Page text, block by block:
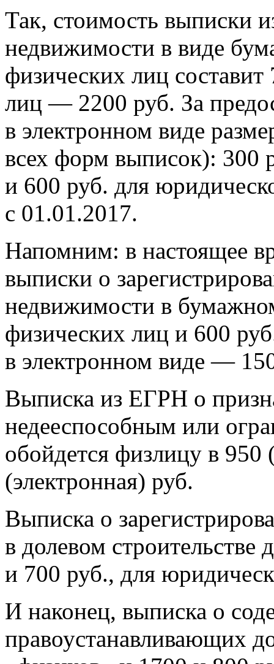
Так, стоимость выписки
недвижимости в виде
физических лиц
лиц — 2200 руб. За
в электронном виде
всех форм выписок): 300
и 600 руб. для
с 01.01.2017.
Напомним: в настоящее
выписки о
недвижимости в
физических лиц и 600
в электронном виде —
Выписка из ЕГРН о
недееспособным или
обойдется физлицу в
(электронная) руб.
Выписка о
в долевом
и 700 руб., для
И наконец, выписка о
правоустанавливающих